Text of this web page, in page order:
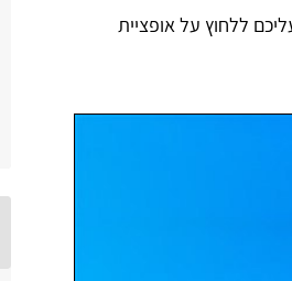
ללחוץ על אופציית